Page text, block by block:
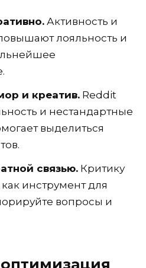
Активность и
лояльность и
и креатив. Reddit
и нестандартные
выделиться
связью. Критику
инструмент для
вопросы и